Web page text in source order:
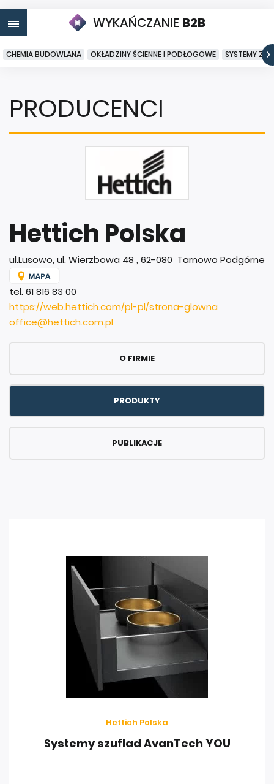
WYKAŃCZANIE B2B
CHEMIA BUDOWLANA OKŁADZINY ŚCIENNE I PODŁOGOWE SYSTEMY
PRODUCENCI
Hettich Polska
ul.Lusowo, ul. Wierzbowa 48 , 62-080 Tarnowo Podgórne
tel. 61 816 83 00
https://web.hettich.com/pl-pl/strona-glowna
office@hettich.com.pl
O FIRMIE
PRODUKTY
PUBLIKACJE
Hettich Polska
Systemy szuflad AvanTech YOU